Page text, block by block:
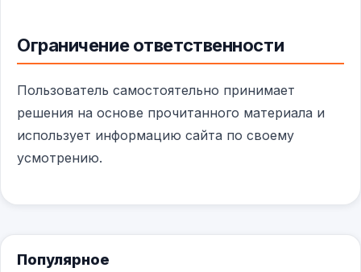
Ограничение ответственности
Пользователь самостоятельно принимает
решения на основе прочитанного материала и
использует информацию сайта по своему
усмотрению.
Популярное